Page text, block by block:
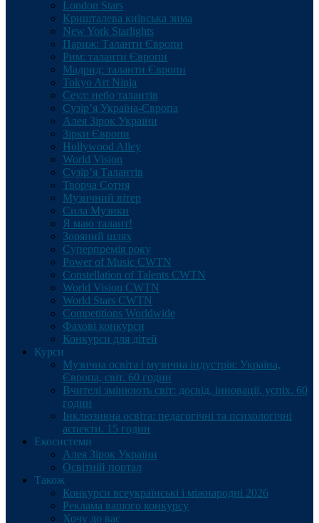
London Stars
Кришталева київська зима
New York Starlights
Париж: Таланти Європи
Рим: таланти Європи
Мадрид: таланти Європи
Tokyo Art Ninja
Сеул: небо талантів
Сузір’я Україна-Європа
Алея Зірок України
Зірки Європи
Hollywood Alley
World Vision
Сузір’я Талантів
Творча Сотня
Музичний вітер
Сила Музики
Я маю талант!
Зоряний шлях
Суперпремія року
Power of Music CWTN
Constellation of Talents CWTN
World Vision CWTN
World Stars CWTN
Competitions Worldwide
Фахові конкурси
Конкурси для дітей
Курси
Музична освіта і музична індустрія: Україна,
Європа, світ. 60 годин
Вчителі змінюють світ: досвід, інновації, успіх. 60
годин
Інклюзивна освіта: педагогічні та психологічні
аспекти. 15 годин
Екосистеми
Алея Зірок України
Освітній портал
Також
Конкурси всеукраїнські і міжнародні 2026
Реклама вашого конкурсу
Хочу до вас